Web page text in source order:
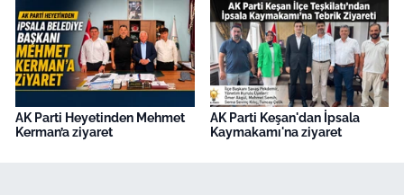
AK Parti Heyetinden Mehmet
Kerman’a ziyaret
AK Parti Keşan'dan İpsala
Kaymakamı'na ziyaret